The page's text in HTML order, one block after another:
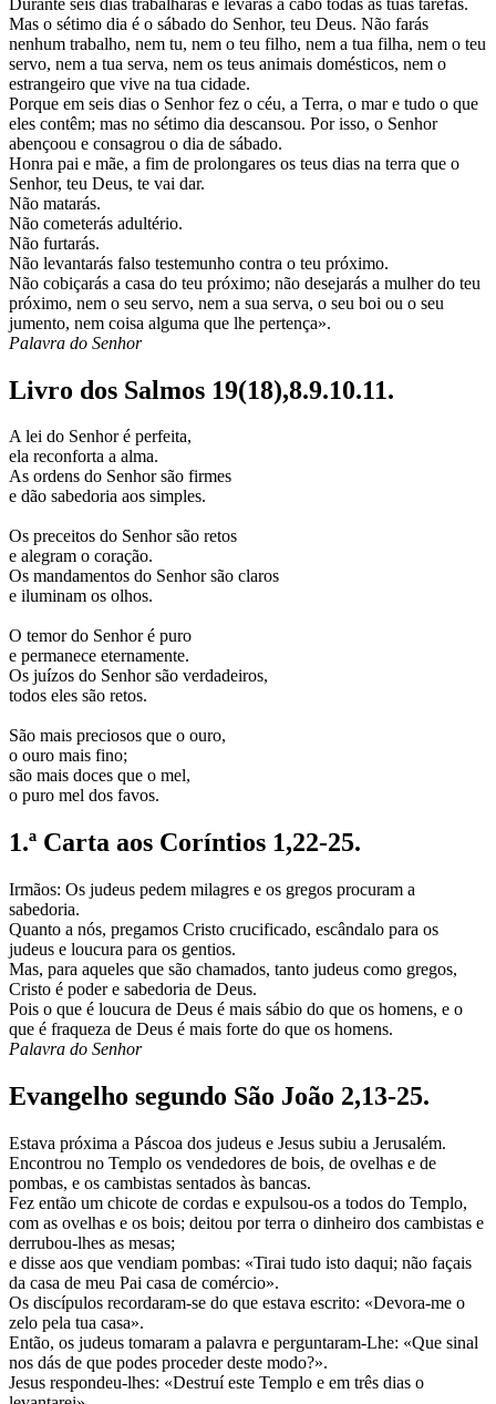
Mas o sétimo dia é o sábado do Senhor, teu Deus. Não farás
nenhum trabalho, nem tu, nem o teu filho, nem a tua filha, nem o teu
servo, nem a tua serva, nem os teus animais domésticos, nem o
estrangeiro que vive na tua cidade.
Porque em seis dias o Senhor fez o céu, a Terra, o mar e tudo o que
eles contêm; mas no sétimo dia descansou. Por isso, o Senhor
abençoou e consagrou o dia de sábado.
Honra pai e mãe, a fim de prolongares os teus dias na terra que o
Senhor, teu Deus, te vai dar.
Não matarás.
Não cometerás adultério.
Não furtarás.
Não levantarás falso testemunho contra o teu próximo.
Não cobiçarás a casa do teu próximo; não desejarás a mulher do teu
próximo, nem o seu servo, nem a sua serva, o seu boi ou o seu
jumento, nem coisa alguma que lhe pertença».
Palavra do Senhor
Livro dos Salmos 19(18),8.9.10.11.
A lei do Senhor é perfeita,
ela reconforta a alma.
As ordens do Senhor são firmes
e dão sabedoria aos simples.
Os preceitos do Senhor são retos
e alegram o coração.
Os mandamentos do Senhor são claros
e iluminam os olhos.
O temor do Senhor é puro
e permanece eternamente.
Os juízos do Senhor são verdadeiros,
todos eles são retos.
São mais preciosos que o ouro,
o ouro mais fino;
são mais doces que o mel,
o puro mel dos favos.
1.ª Carta aos Coríntios 1,22-25.
Irmãos: Os judeus pedem milagres e os gregos procuram a
sabedoria.
Quanto a nós, pregamos Cristo crucificado, escândalo para os
judeus e loucura para os gentios.
Mas, para aqueles que são chamados, tanto judeus como gregos,
Cristo é poder e sabedoria de Deus.
Pois o que é loucura de Deus é mais sábio do que os homens, e o
que é fraqueza de Deus é mais forte do que os homens.
Palavra do Senhor
Evangelho segundo São João 2,13-25.
Estava próxima a Páscoa dos judeus e Jesus subiu a Jerusalém.
Encontrou no Templo os vendedores de bois, de ovelhas e de
pombas, e os cambistas sentados às bancas.
Fez então um chicote de cordas e expulsou-os a todos do Templo,
com as ovelhas e os bois; deitou por terra o dinheiro dos cambistas e
derrubou-lhes as mesas;
e disse aos que vendiam pombas: «Tirai tudo isto daqui; não façais
da casa de meu Pai casa de comércio».
Os discípulos recordaram-se do que estava escrito: «Devora-me o
zelo pela tua casa».
Então, os judeus tomaram a palavra e perguntaram-Lhe: «Que sinal
nos dás de que podes proceder deste modo?».
Jesus respondeu-lhes: «Destruí este Templo e em três dias o